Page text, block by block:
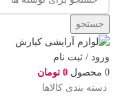
جستجو
ورود / ثبت نام
0 محصول 0 تومان
دسته بندی کالاها